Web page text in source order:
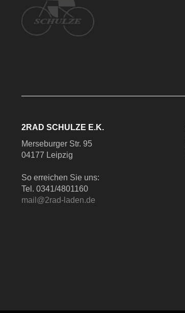
2RAD SCHULZE E.K.
Merseburger Str. 95
04177 Leipzig
So erreichen Sie uns:
Tel. 0341/4801160
mail@2rad-laden.de